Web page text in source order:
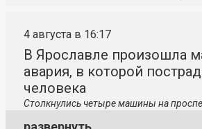
4 августа в 16:17
В Ярославле произошла
авария, в которой
человека
Столкнулись четыре машины на